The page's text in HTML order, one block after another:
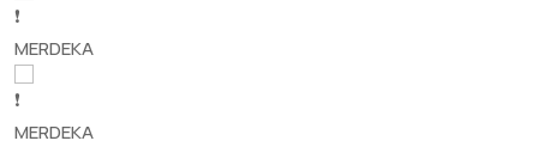
MERDEKA
MERDEKA